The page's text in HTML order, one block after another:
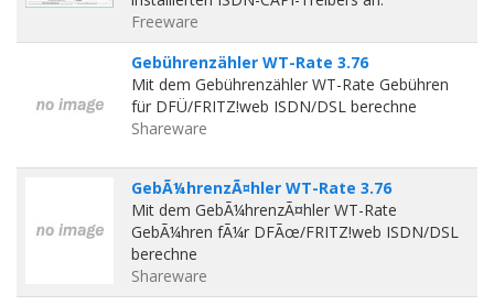
Freeware
Gebührenzähler WT-Rate 3.76
Mit dem Gebührenzähler WT-Rate Gebühren
für DFÜ/FRITZ!web ISDN/DSL berechne
Shareware
GebÃ¼hrenzÃ¤hler WT-Rate 3.76
Mit dem GebÃ¼hrenzÃ¤hler WT-Rate
GebÃ¼hren fÃ¼r DFÃœ/FRITZ!web ISDN/DSL
berechne
Shareware